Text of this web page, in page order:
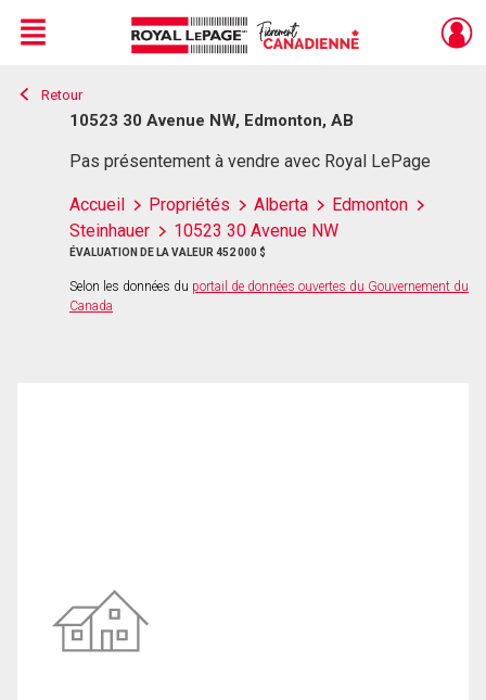
Live
En Direct
Menu
Retour
10523 30 Avenue NW, Edmonton, AB
Pas présentement à vendre avec Royal LePage
Accueil Propriétés Alberta
Edmonton
Steinhauer
10523 30 Avenue NW
ÉVALUATION DE LA VALEUR 452 000 $
Selon les données du portail de données ouvertes du Gouvernement du
Canada